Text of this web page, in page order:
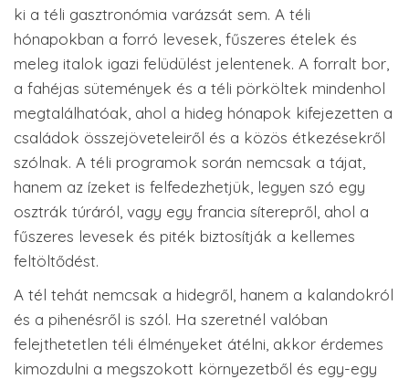
ki a téli gasztronómia varázsát sem. A téli
hónapokban a forró levesek, fűszeres ételek és
meleg italok igazi felüdülést jelentenek. A forralt bor,
a fahéjas sütemények és a téli pörköltek mindenhol
megtalálhatóak, ahol a hideg hónapok kifejezetten a
családok összejöveteleiről és a közös étkezésekről
szólnak. A téli programok során nemcsak a tájat,
hanem az ízeket is felfedezhetjük, legyen szó egy
osztrák túráról, vagy egy francia síterepről, ahol a
fűszeres levesek és piték biztosítják a kellemes
feltöltődést.
A tél tehát nemcsak a hidegről, hanem a kalandokról
és a pihenésről is szól. Ha szeretnél valóban
felejthetetlen téli élményeket átélni, akkor érdemes
kimozdulni a megszokott környezetből és egy-egy